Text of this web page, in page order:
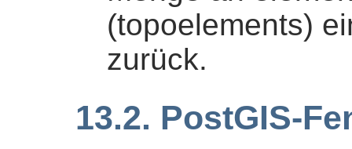
(topoelements)
zurück.
13.2. PostGIS-